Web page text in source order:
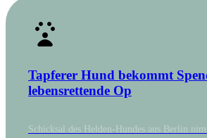
Tapferer Hund bekommt
lebensrettende Op
Schicksal des Helden-Hundes aus Berlin